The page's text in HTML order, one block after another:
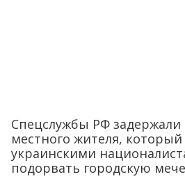
Спецслужбы РФ задержали
местного жителя,
украинскими
подорвать городскую